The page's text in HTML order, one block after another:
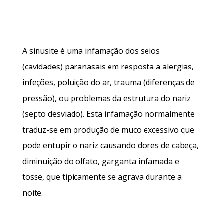
A sinusite é uma infamação dos seios
(cavidades) paranasais em resposta a alergias,
infeções, poluição do ar, trauma (diferenças de
pressão), ou problemas da estrutura do nariz
(septo desviado). Esta infamação normalmente
traduz-se em produção de muco excessivo que
pode entupir o nariz causando dores de cabeça,
diminuição do olfato, garganta infamada e
tosse, que tipicamente se agrava durante a
noite.